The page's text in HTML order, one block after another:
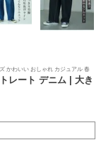
かわいい おしゃれ カジュアル 春
レート デニム | 大き